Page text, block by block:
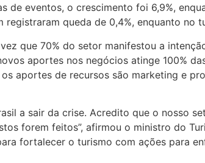
de eventos, o crescimento foi 6,9%,
queda de 0,4%, enquanto no
que 70% do setor manifestou a
aportes nos negócios atinge 100%
aportes de recursos são marketing e
a sair da crise. Acredito que o nosso
forem feitos”, afirmou o ministro do
fortalecer o turismo com ações para